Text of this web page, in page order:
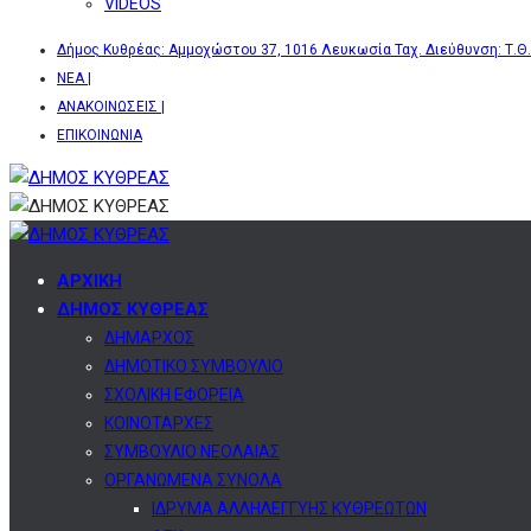
Δήμος Κυθρέας: Αμμοχώστου 37, 1016 Λευκωσία Ταχ. Διεύθυνση:
ΝΕΑ |
ΑΝΑΚΟΙΝΩΣΕΙΣ |
ΕΠΙΚΟΙΝΩΝΙΑ
ΑΡΧΙΚΗ
ΔΗΜΟΣ ΚΥΘΡΕΑΣ
ΔΗΜΑΡΧΟΣ
ΔΗΜΟΤΙΚΟ ΣΥΜΒΟΥΛΙΟ
ΣΧΟΛΙΚΗ ΕΦΟΡΕΙΑ
ΚΟΙΝΟΤΑΡΧΕΣ
ΣΥΜΒΟΥΛΙΟ ΝΕΟΛΑΙΑΣ
ΟΡΓΑΝΩΜΕΝΑ ΣΥΝΟΛΑ
ΙΔΡΥΜΑ ΑΛΛΗΛΕΓΓΥΗΣ ΚΥΘΡΕΩΤΩΝ